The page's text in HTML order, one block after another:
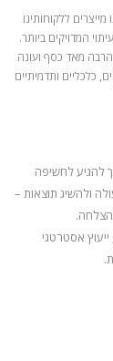
ללקוחותינו
המדויקים ביותר.
הרבה מאד כסף ועונה
כלכליים ותדמיתיים
להגיע לחשיפה
ולהשיג תוצאות –
ייעוץ אסטרטגי